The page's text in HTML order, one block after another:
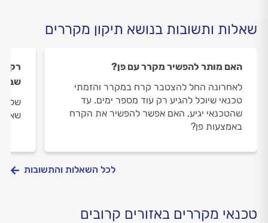
שאלות ותשובות בנושא תיקון מקררים
האם מותר להפשיר מקרר עם פן?
לאחרונה החל להצטבר קרח במקרר והזמתי
טכנאי שיוכל להגיע רק עוד מספר ימים. עד
שהטכנאי יגיע, האם אפשר להפשיר את הקרח
באמצעות פן?
רק
שאר
לכל השאלות והתשובות
טכנאי מקררים באזורים קרובים